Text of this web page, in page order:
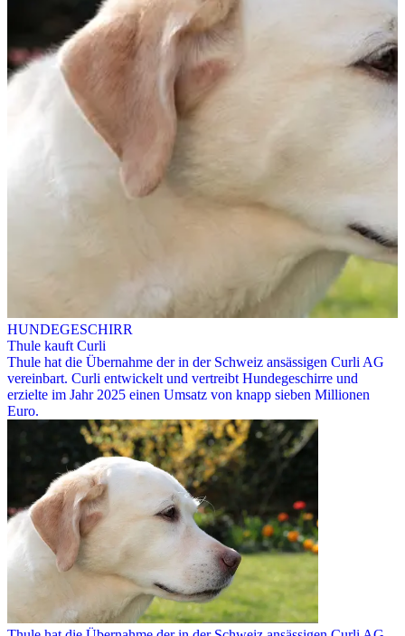
HUNDEGESCHIRR
Thule kauft Curli
Thule hat die Übernahme der in der Schweiz ansässigen Curli AG
vereinbart. Curli entwickelt und vertreibt Hundegeschirre und
erzielte im Jahr 2025 einen Umsatz von knapp sieben Millionen
Euro.